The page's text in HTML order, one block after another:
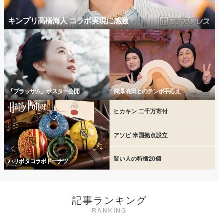
キンプリ高橋海人 コラボ実現に感激
「ブラッサム」ポスター公開 深澤 有田とのテンポ手応え
ハリポタコラボドーナツ
ヒカキン 二千万寄付
アソビ 米国拠点設立
賢い人の特徴20個
記事ランキング
RANKING